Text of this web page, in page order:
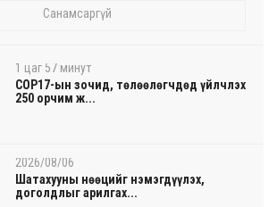
Санамсаргүй
1 цаг 57 минут
COP17-ын зочид, төлөөлөгчдөд үйлчлэх
250 орчим ж...
2026/08/06
Шатахууны нөөцийг нэмэгдүүлэх,
доголдлыг арилгах...